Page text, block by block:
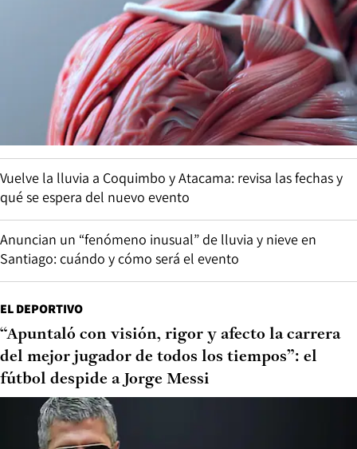
Vuelve la lluvia a Coquimbo y Atacama: revisa las fechas y
qué se espera del nuevo evento
Anuncian un “fenómeno inusual” de lluvia y nieve en
Santiago: cuándo y cómo será el evento
EL DEPORTIVO
“Apuntaló con visión, rigor y afecto la carrera
del mejor jugador de todos los tiempos”: el
fútbol despide a Jorge Messi